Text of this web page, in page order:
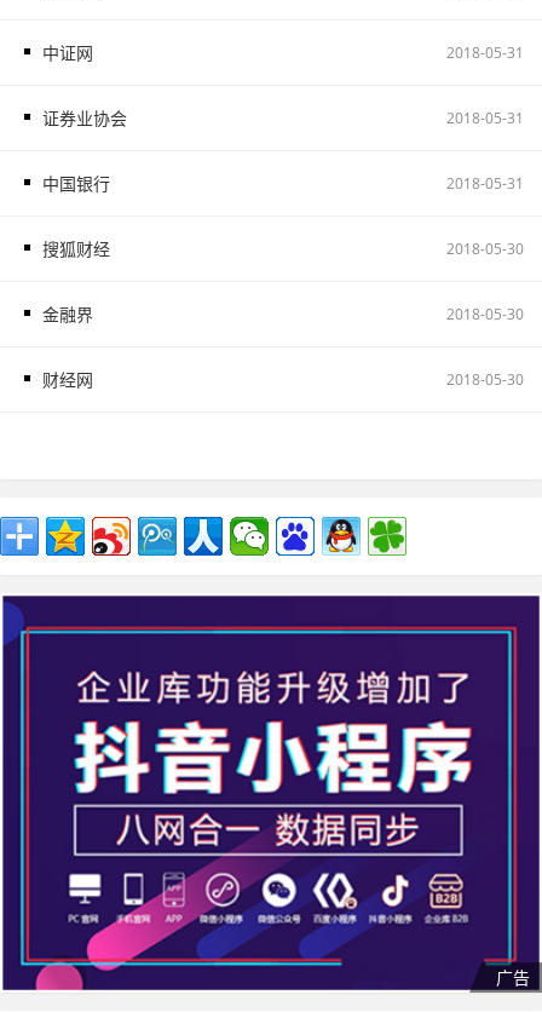
中证网 2018-05-31
证券业协会 2018-05-31
中国银行 2018-05-31
搜狐财经 2018-05-30
金融界 2018-05-30
财经网 2018-05-30